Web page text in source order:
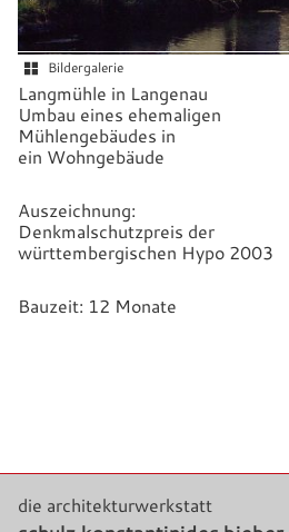
Bildergalerie
Langmühle in Langenau
Umbau eines ehemaligen
Mühlengebäudes in
ein Wohngebäude
Auszeichnung:
Denkmalschutzpreis der
württembergischen Hypo 2003
Bauzeit: 12 Monate
die architekturwerkstatt